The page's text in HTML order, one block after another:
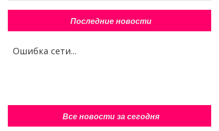
Последние новости
Ошибка сети...
Все новости за сегодня